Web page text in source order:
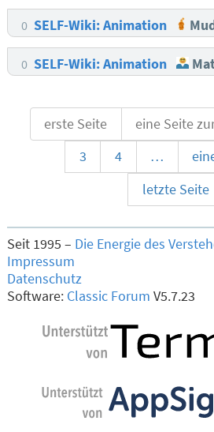
0 SELF-Wiki: Animation
0 SELF-Wiki: Animation
erste Seite eine Seite
3
4 …
letzte Seite
Seit 1995 – Die Energie des
Impressum
Datenschutz
Software: Classic Forum V5.7.23